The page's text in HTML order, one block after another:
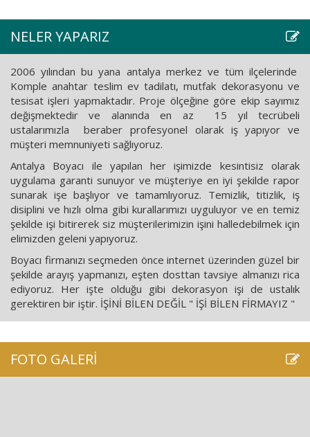
NELER YAPARIZ
2006 yılından bu yana antalya merkez ve tüm ilçelerinde
Komple anahtar teslim ev tadilatı, mutfak dekorasyonu ve
tesisat işleri yapmaktadır. Proje ölçeğine göre ekip sayımız
değişmektedir ve alanında en az 15 yıl tecrübeli
ustalarımızla beraber profesyonel olarak iş yapıyor ve
müşteri memnuniyeti sağlıyoruz.
Antalya Boyacı ile yapılan her işimizde kesintisiz olarak
uygulama garanti sunuyor ve müşteriye en iyi şekilde rapor
sunarak işe başlıyor ve tamamlıyoruz. Temizlik, titizlik, iş
disiplini ve hızlı olma gibi kurallarımızı uyguluyor ve en temiz
şekilde işi bitirerek siz müşterilerimizin işini halledebilmek için
elimizden geleni yapıyoruz.
Boyacı firmanızı seçmeden önce internet üzerinden güzel bir
şekilde arayış yapmanızı, eşten dosttan tavsiye almanızı rica
ediyoruz. Her işte olduğu gibi dekorasyon işi de ustalık
gerektiren bir iştir. İŞİNİ BİLEN DEĞİL " İŞİ BİLEN FİRMAYIZ "
FOTO GALERİ